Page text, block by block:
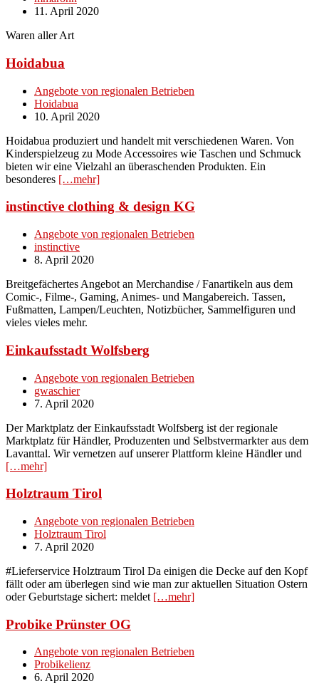
11. April 2020
Waren aller Art
Hoidabua
Angebote von regionalen Betrieben
Hoidabua
10. April 2020
Hoidabua produziert und handelt mit verschiedenen Waren. Von
Kinderspielzeug zu Mode Accessoires wie Taschen und Schmuck
bieten wir eine Vielzahl an überaschenden Produkten. Ein
besonderes […mehr]
instinctive clothing & design KG
Angebote von regionalen Betrieben
instinctive
8. April 2020
Breitgefächertes Angebot an Merchandise / Fanartikeln aus dem
Comic-, Filme-, Gaming, Animes- und Mangabereich. Tassen,
Fußmatten, Lampen/Leuchten, Notizbücher, Sammelfiguren und
vieles vieles mehr.
Einkaufsstadt Wolfsberg
Angebote von regionalen Betrieben
gwaschier
7. April 2020
Der Marktplatz der Einkaufsstadt Wolfsberg ist der regionale
Marktplatz für Händler, Produzenten und Selbstvermarkter aus dem
Lavanttal. Wir vernetzen auf unserer Plattform kleine Händler und
[…mehr]
Holztraum Tirol
Angebote von regionalen Betrieben
Holztraum Tirol
7. April 2020
#Lieferservice Holztraum Tirol Da einigen die Decke auf den Kopf
fällt oder am überlegen sind wie man zur aktuellen Situation Ostern
oder Geburtstage sichert: meldet […mehr]
Probike Prünster OG
Angebote von regionalen Betrieben
Probikelienz
6. April 2020